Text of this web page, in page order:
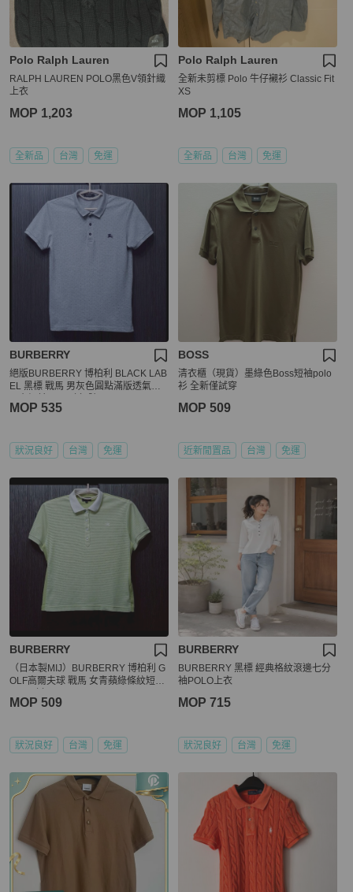
Polo Ralph Lauren
RALPH LAUREN POLO黑色V領針織
上衣
MOP 1,203
全新品 台灣 免運
Polo Ralph Lauren
全新未剪標 Polo 牛仔襯衫 Classic Fit
XS
MOP 1,105
全新品 台灣 免運
BURBERRY
絕版BURBERRY 博柏利 BLACK LAB
EL 黑標 戰馬 男灰色圓點滿版透氣網
MOP 535
狀況良好 台灣 免運
BOSS
清衣櫃（現貨）墨綠色Boss短袖polo
衫 全新僅試穿
MOP 509
近新閒置品 台灣 免運
BURBERRY
（日本製MIJ）BURBERRY 博柏利 G
OLF高爾夫球 戰馬 女青蘋綠條紋短袖
MOP 509
狀況良好 台灣 免運
BURBERRY
BURBERRY 黑標 經典格紋滾邊七分
袖POLO上衣
MOP 715
狀況良好 台灣 免運